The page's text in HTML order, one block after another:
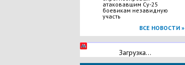
атаковавшим Су-25
боевикам незавидную
участь
ВСЕ НОВОСТИ »
Загрузка...